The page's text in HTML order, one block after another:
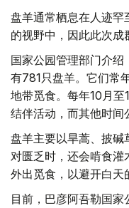
盘羊通常栖息在人迹罕
的视野中，因此此次成
国家公园管理部门介
有781只盘羊。它们常
地带觅食。每年10月至
结伴活动，而其他时间
盘羊主要以旱蒿、披碱
对匮乏时，还会啃食
外出觅食，以避开白天
目前，巴彦阿吾勒国